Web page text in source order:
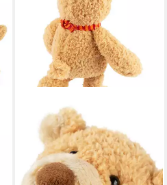
Kuscheltier Bär Gildehard
Günsburg S für Babys und
Kinder (1-St)
ab 19,95 €
lieferbar - in 3-4 Werktagen bei dir